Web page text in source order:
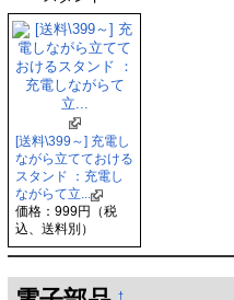
[送料\399～] 充電し
ながら立てておける
スタンド ：充電し
ながらて立...
価格：999円（税
込、送料別）
†